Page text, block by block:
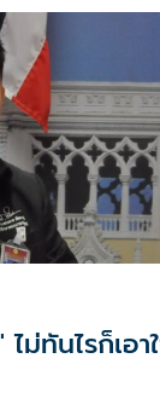
.ส.จากพรรคเพื่อไท
ม่ทันไรก็เอา